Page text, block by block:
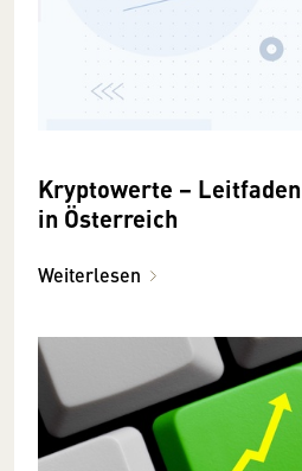
Kryptowerte −
in Österreich
Weiterlesen